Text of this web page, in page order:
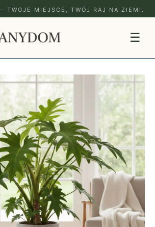
– TWOJE MIEJSCE, TWÓJ RAJ NA ZIEMI.
☰